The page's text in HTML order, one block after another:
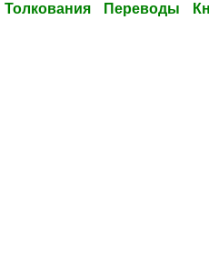
Толкования Переводы